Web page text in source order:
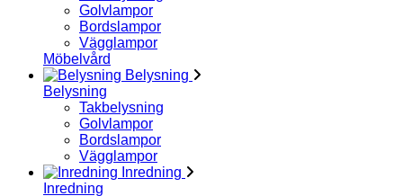
Golvlampor
Bordslampor
Vägglampor
Möbelvård
Belysning
Belysning
Takbelysning
Golvlampor
Bordslampor
Vägglampor
Inredning
Inredning